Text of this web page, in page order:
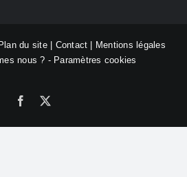
Plan du site| Contact
Mentions légales
nous ? - Paramètres cookies
Facebook